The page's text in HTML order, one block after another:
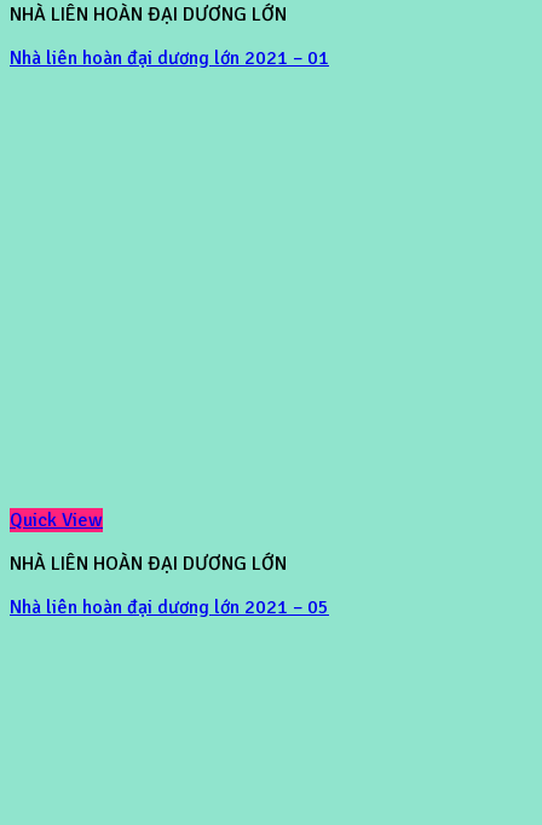
NHÀ LIÊN HOÀN ĐẠI DƯƠNG LỚN
Nhà liên hoàn đại dương lớn 2021 – 01
Quick View
NHÀ LIÊN HOÀN ĐẠI DƯƠNG LỚN
Nhà liên hoàn đại dương lớn 2021 – 05